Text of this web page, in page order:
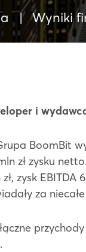
Wyniki
i
BoomBit
zł zysku
zysk
za